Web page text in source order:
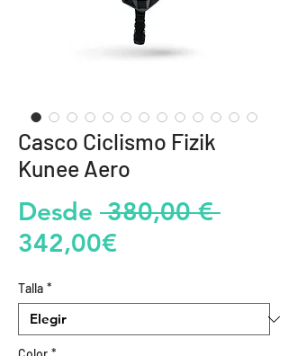
Casco Ciclismo Fizik
Kunee Aero
Desde 380,00 € Precio
342,00€Precio
oferta
Talla *